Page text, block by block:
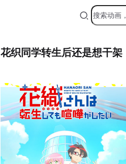
花织同学转生后还是想干架